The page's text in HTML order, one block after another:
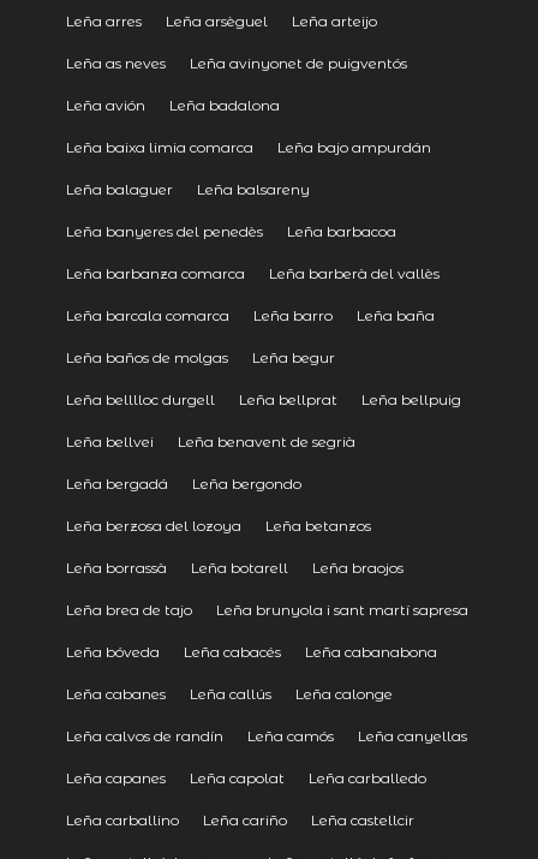
Leña arres Leña arsèguel Leña arteijo
Leña as neves Leña avinyonet de puigventós
Leña avión Leña badalona
Leña baixa limia comarca Leña bajo ampurdán
Leña balaguer Leña balsareny
Leña banyeres del penedès Leña barbacoa
Leña barbanza comarca Leña barberà del vallès
Leña barcala comarca Leña barro Leña baña
Leña baños de molgas Leña begur
Leña belllloc durgell Leña bellprat Leña bellpuig
Leña bellvei Leña benavent de segrià
Leña bergadá Leña bergondo
Leña berzosa del lozoya Leña betanzos
Leña borrassà Leña botarell Leña braojos
Leña brea de tajo Leña brunyola i sant martí sapresa
Leña bóveda Leña cabacés Leña cabanabona
Leña cabanes Leña callús Leña calonge
Leña calvos de randín Leña camós Leña canyellas
Leña capanes Leña capolat Leña carballedo
Leña carballino Leña cariño Leña castellcir